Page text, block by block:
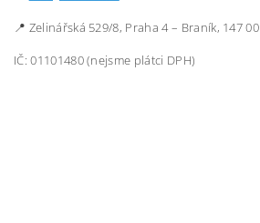
📍 Zelinářská 529/8, Praha 4 – Braník, 147 00
IČ: 01101480 (nejsme plátci DPH)